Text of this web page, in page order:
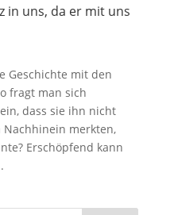
in uns, da er mit uns
Geschichte mit den
fragt man sich
dass sie ihn nicht
Nachhinein merkten,
Erschöpfend kann